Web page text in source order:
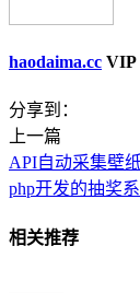
haodaima.cc VIP
分享到：
上一篇
API自动采集壁
php开发的抽奖
相关推荐